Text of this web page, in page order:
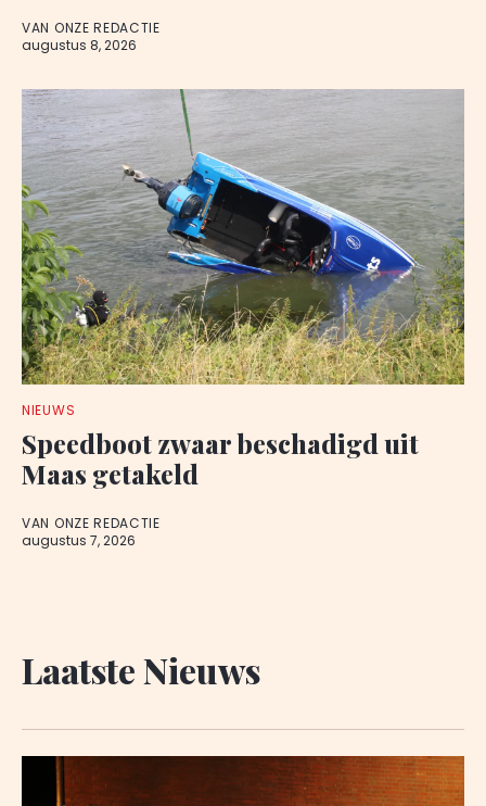
VAN ONZE REDACTIE
augustus 8, 2026
NIEUWS
Speedboot zwaar beschadigd uit
Maas getakeld
VAN ONZE REDACTIE
augustus 7, 2026
Laatste Nieuws